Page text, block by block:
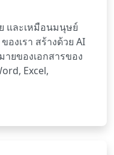
และเหมือนมนุษย์
องเรา สร้างด้วย AI
ยของเอกสารของ
Excel,